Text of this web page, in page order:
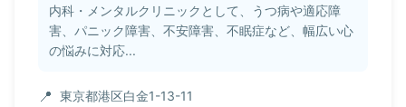
内科・メンタルクリニックとして、うつ病や適応障
害、パニック障害、不安障害、不眠症など、幅広い心
の悩みに対応...
東京都港区白金1-13-11